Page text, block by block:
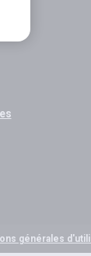
générales